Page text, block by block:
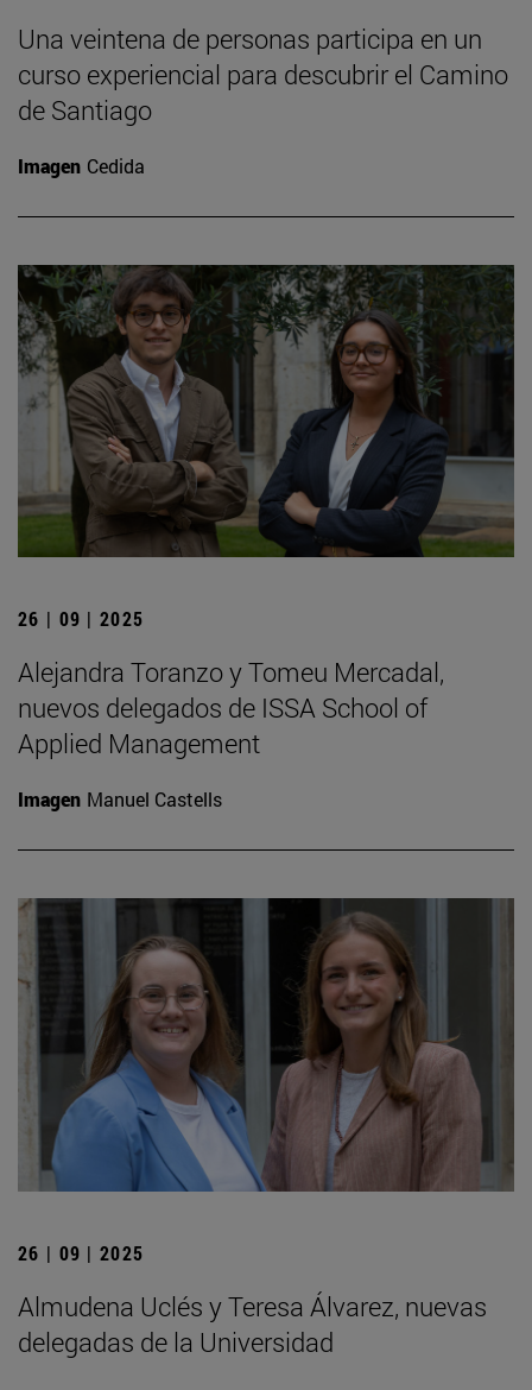
Una veintena de personas participa en un
curso experiencial para descubrir el Camino
de Santiago
Imagen Cedida
26 | 09 | 2025
Alejandra Toranzo y Tomeu Mercadal,
nuevos delegados de ISSA School of
Applied Management
Imagen Manuel Castells
26 | 09 | 2025
Almudena Uclés y Teresa Álvarez, nuevas
delegadas de la Universidad